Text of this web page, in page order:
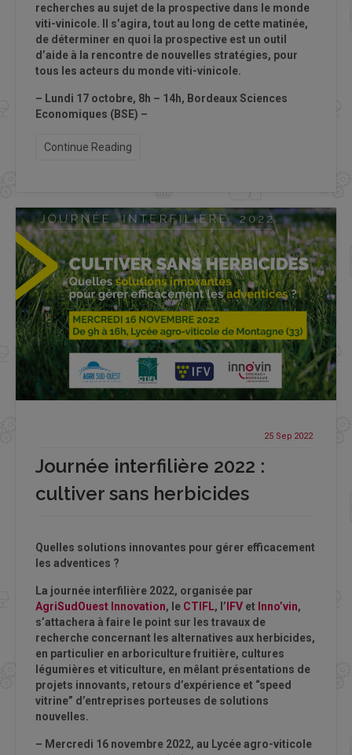
recherches au sujet de la prospective dans le monde
viti-vinicole. Il s’agira, tout au long de cette matinée,
de déterminer en quoi la prospective est un outil
d’aide à la rencontre de nouvelles stratégies, pour
tous les acteurs du monde viti-vinicole.
– Lundi 17 octobre, 8h – 14h, Bordeaux Sciences
Economiques (BSE) –
Continue Reading
25 Sep 2022
Journée interfilière 2022 :
cultiver sans herbicides
Quelles solutions innovantes pour gérer efficacement
les adventices ?
La journée interfilière 2022, organisée par
AgriSudOuest Innovation, le CTIFL, l’ IFV et Inno’vin,
s’attachera à faire le point sur les travaux de
recherche concernant les alternatives aux herbicides,
en particulier en arboriculture fruitière, cultures
légumières et viticulture, en mêlant présentations de
projets innovants, retours d’expérience et “speed
vitrine” d’entreprises porteuses de solutions
nouvelles.
– Mercredi 16 novembre 2022, au Lycée agro-viticole